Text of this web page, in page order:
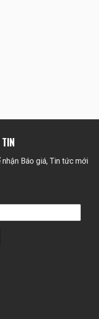
Báo giá, Tin tức mới